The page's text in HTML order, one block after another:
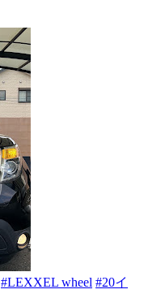
#LEXXEL wheel #20イ